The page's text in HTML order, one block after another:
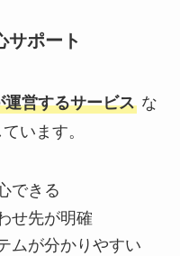
サポート
営するサービスな
います。
できる
せ先が明確
ムが分かりやすい